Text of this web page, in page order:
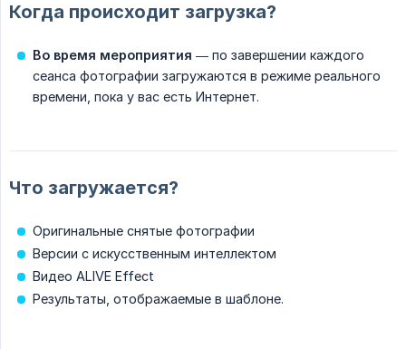
Когда происходит загрузка?
Во время мероприятия — по завершении каждого
сеанса фотографии загружаются в режиме реального
времени, пока у вас есть Интернет.
Что загружается?
Оригинальные снятые фотографии
Версии с искусственным интеллектом
Видео ALIVE Effect
Результаты, отображаемые в шаблоне.